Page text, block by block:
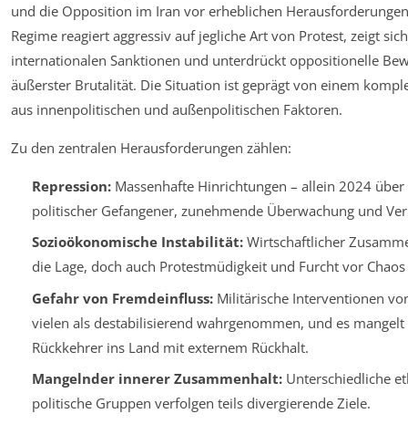
und die Opposition im Iran vor erheblichen
Regime reagiert aggressiv auf jegliche Art von Protest, zeigt
internationalen Sanktionen und unterdrückt oppositionelle
äußerster Brutalität. Die Situation ist geprägt von einem
aus innenpolitischen und außenpolitischen Faktoren.
Zu den zentralen Herausforderungen zählen:
Repression:Massenhafte Hinrichtungen – allein 2024
politischer Gefangener, zunehmende Überwachung und
Sozioökonomische Instabilität:Wirtschaftlicher
die Lage, doch auch Protestmüdigkeit und Furcht vor
Gefahr von Fremdeinfluss:Militärische Interventionen
vielen als destabilisierend wahrgenommen, und es
Rückkehrer ins Land mit externem Rückhalt.
Mangelnder innerer Zusammenhalt:Unterschiedliche
politische Gruppen verfolgen teils divergierende Ziele.